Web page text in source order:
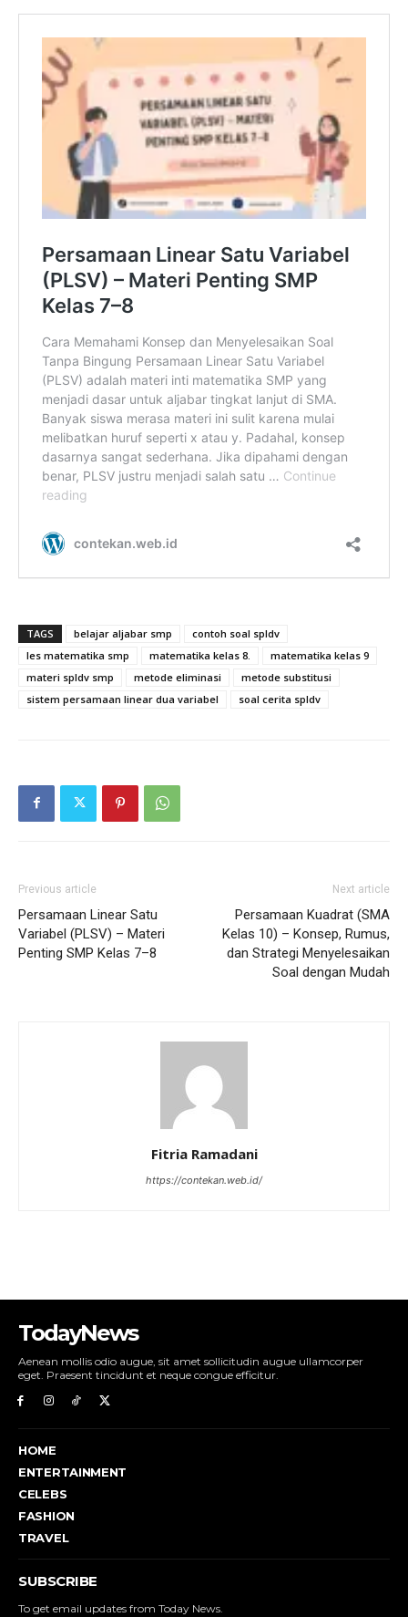
TAGS belajar aljabar smp
contoh soal spldv
les matematika smp
matematika kelas 8.
matematika kelas 9
materi spldv smp
metode eliminasi
metode substitusi
sistem persamaan linear dua variabel
soal cerita spldv
Previous article
Persamaan Linear Satu
Variabel (PLSV) – Materi
Penting SMP Kelas 7–8
Next article
Persamaan Kuadrat (SMA
Kelas 10) – Konsep, Rumus,
dan Strategi Menyelesaikan
Soal dengan Mudah
Fitria Ramadani
https://contekan.web.id/
TodayNews
Aenean mollis odio augue, sit amet sollicitudin augue ullamcorper
eget. Praesent tincidunt et neque congue efficitur.
HOME
ENTERTAINMENT
CELEBS
FASHION
TRAVEL
SUBSCRIBE
To get email updates from Today News.